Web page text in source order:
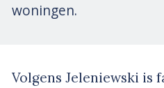
woningen.
Volgens Jeleniewski is